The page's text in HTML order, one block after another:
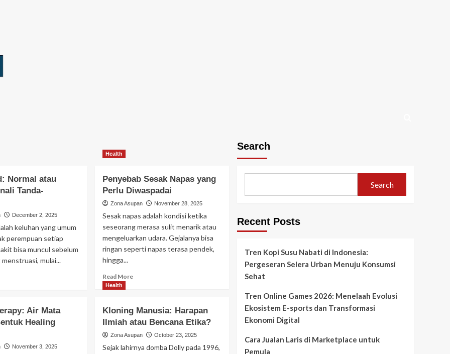
Normal atau
Tanda-
December 2, 2025
keluhan yang umum
perempuan setiap
bisa muncul sebelum
mulai...
Health
Penyebab Sesak Napas yang
Perlu Diwaspadai
Zona Asupan November 28, 2025
Sesak napas adalah kondisi ketika
seseorang merasa sulit menarik atau
mengeluarkan udara. Gejalanya bisa
ringan seperti napas terasa pendek,
hingga...
Read MoreRead
Sesak
Napas
yang
Diwaspadai
Air Mata
Healing
November 3, 2025
Health
Kloning Manusia: Harapan
Ilmiah atau Bencana Etika?
Zona Asupan October 23, 2025
Sejak lahirnya domba Dolly pada 1996,
Search
Search
Recent Posts
Tren Kopi Susu Nabati di Indonesia:
Pergeseran Selera Urban Menuju Konsumsi
Sehat
Tren Online Games 2026: Menelaah Evolusi
Ekosistem E-sports dan Transformasi
Ekonomi Digital
Cara Jualan Laris di Marketplace untuk
Pemula